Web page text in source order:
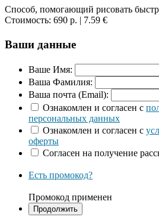
Способ, помогающий рисовать
Стоимость: 690 р. | 7.59 €
Ваши данные
Ваше Имя:
Ваша Фамилия:
Ваша почта (Email):
Ознакомлен и согласен с
персональных данных
Ознакомлен и согласен с
оферты
Согласен на получение
Есть промокод?
Промокод применен